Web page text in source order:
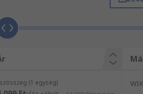
órán belüli szállítással! Fedezze fel
és Hőmérők rendkívül
mint pl. Tesztelés és
kérdései vannak, forduljon
(1 egység)